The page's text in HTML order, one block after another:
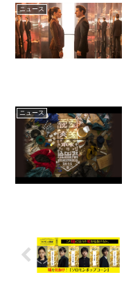
ニュース
ニュース